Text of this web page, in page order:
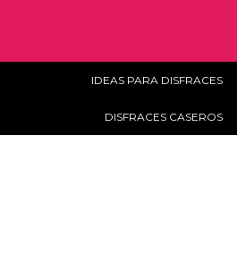
IDEAS PARA DISFRACES
DISFRACES CASEROS